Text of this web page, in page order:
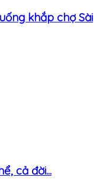
khắp chợ Sài
cả đời...